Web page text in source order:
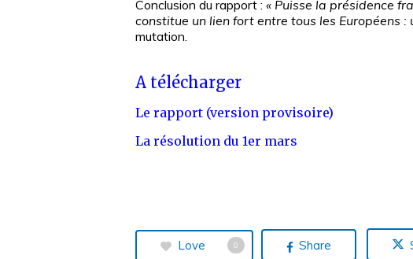
Conclusion du rapport : « Puisse la présidence
constitue un lien fort entre tous les Européens
mutation.
A télécharger
Le rapport (version provisoire)
La résolution du 1er mars
Love 0 Share